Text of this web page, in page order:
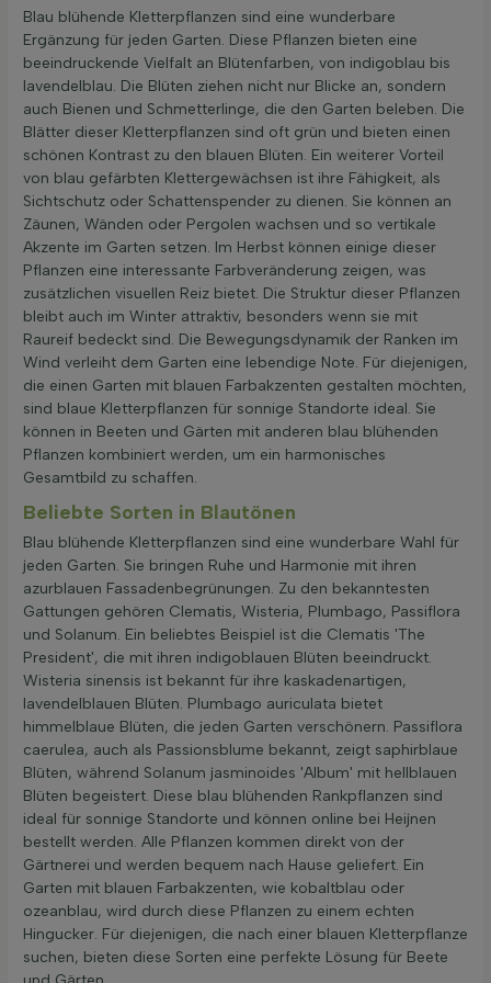
Blau blühende Kletterpflanzen sind eine wunderbare
Ergänzung für jeden Garten. Diese Pflanzen bieten eine
beeindruckende Vielfalt an Blütenfarben, von indigoblau bis
lavendelblau. Die Blüten ziehen nicht nur Blicke an, sondern
auch Bienen und Schmetterlinge, die den Garten beleben. Die
Blätter dieser Kletterpflanzen sind oft grün und bieten einen
schönen Kontrast zu den blauen Blüten. Ein weiterer Vorteil
von blau gefärbten Klettergewächsen ist ihre Fähigkeit, als
Sichtschutz oder Schattenspender zu dienen. Sie können an
Zäunen, Wänden oder Pergolen wachsen und so vertikale
Akzente im Garten setzen. Im Herbst können einige dieser
Pflanzen eine interessante Farbveränderung zeigen, was
zusätzlichen visuellen Reiz bietet. Die Struktur dieser Pflanzen
bleibt auch im Winter attraktiv, besonders wenn sie mit
Raureif bedeckt sind. Die Bewegungsdynamik der Ranken im
Wind verleiht dem Garten eine lebendige Note. Für diejenigen,
die einen Garten mit blauen Farbakzenten gestalten möchten,
sind blaue Kletterpflanzen für sonnige Standorte ideal. Sie
können in Beeten und Gärten mit anderen blau blühenden
Pflanzen kombiniert werden, um ein harmonisches
Gesamtbild zu schaffen.
Beliebte Sorten in Blautönen
Blau blühende Kletterpflanzen sind eine wunderbare Wahl für
jeden Garten. Sie bringen Ruhe und Harmonie mit ihren
azurblauen Fassadenbegrünungen. Zu den bekanntesten
Gattungen gehören Clematis, Wisteria, Plumbago, Passiflora
und Solanum. Ein beliebtes Beispiel ist die Clematis 'The
President', die mit ihren indigoblauen Blüten beeindruckt.
Wisteria sinensis ist bekannt für ihre kaskadenartigen,
lavendelblauen Blüten. Plumbago auriculata bietet
himmelblaue Blüten, die jeden Garten verschönern. Passiflora
caerulea, auch als Passionsblume bekannt, zeigt saphirblaue
Blüten, während Solanum jasminoides 'Album' mit hellblauen
Blüten begeistert. Diese blau blühenden Rankpflanzen sind
ideal für sonnige Standorte und können online bei Heijnen
bestellt werden. Alle Pflanzen kommen direkt von der
Gärtnerei und werden bequem nach Hause geliefert. Ein
Garten mit blauen Farbakzenten, wie kobaltblau oder
ozeanblau, wird durch diese Pflanzen zu einem echten
Hingucker. Für diejenigen, die nach einer blauen Kletterpflanze
suchen, bieten diese Sorten eine perfekte Lösung für Beete